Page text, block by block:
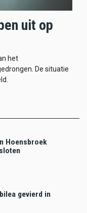
uit op
het
De situatie
Hoensbroek
gevierd in